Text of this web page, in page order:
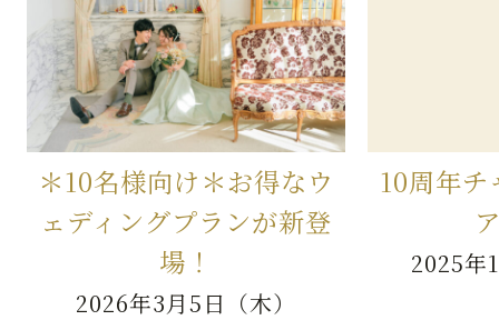
＊10名様向け＊お得なウ
ェディングプランが新登
場！
2026年3月5日（木）
10周年チ
2025年